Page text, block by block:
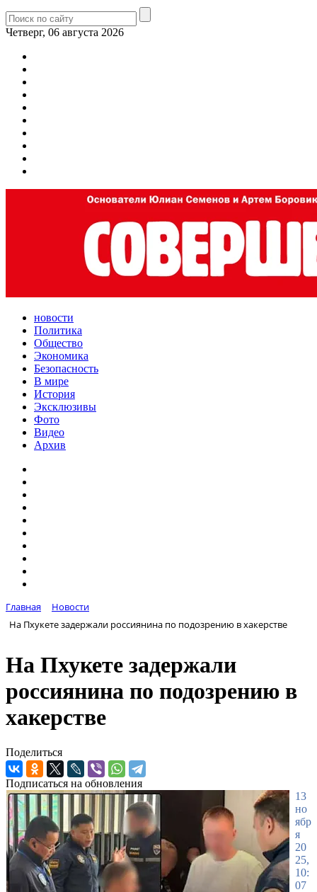
Четверг, 06 августа 2026
новости
Политика
Общество
Экономика
Безопасность
В мире
История
Эксклюзивы
Фото
Видео
Архив
Главная
Новости
На Пхукете задержали россиянина по подозрению в хакерстве
На Пхукете задержали
россиянина по подозрению в
хакерстве
Поделиться
Подписаться на обновления
13
но
ябр
я
20
25,
10:
07